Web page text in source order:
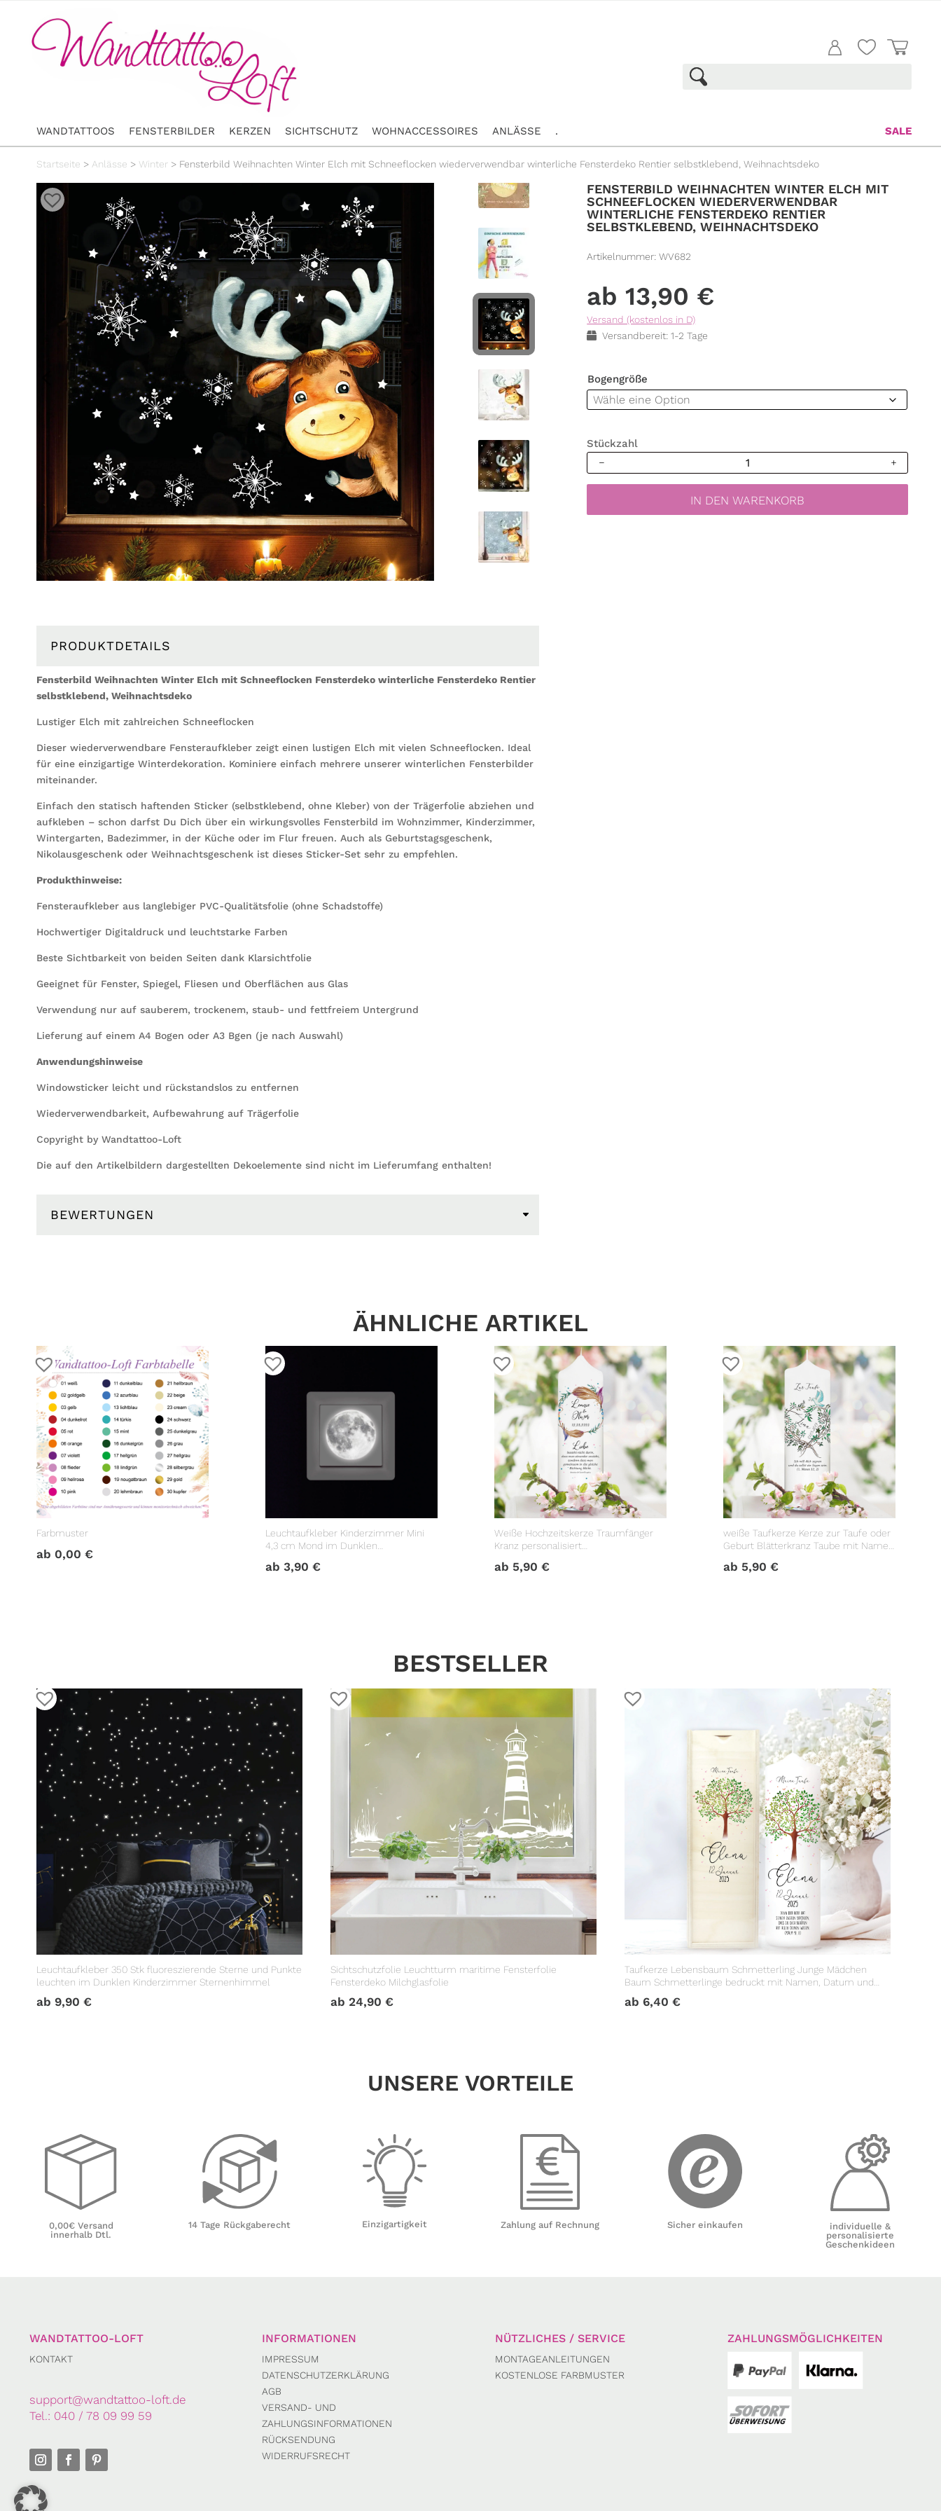
WANDTATTOOS FENSTERBILDER KERZEN SICHTSCHUTZ WOHNACCESSOIRES ANLÄSSE SALE
.
Startseite > Anlässe > Winter > Fensterbild Weihnachten Winter Elch mit Schneeflocken wiederverwendbar winterliche Fensterdeko Rentier selbstklebend, Weihnachtsdeko
FENSTERBILD WEIHNACHTEN WINTER ELCH MIT
SCHNEEFLOCKEN WIEDERVERWENDBAR
WINTERLICHE FENSTERDEKO RENTIER
SELBSTKLEBEND, WEIHNACHTSDEKO
Artikelnummer: WV682
13,90 €
Versand (kostenlos in D)
Versandbereit: 1-2 Tage
Bogengröße
Stückzahl
Fensterbild
Weihnachten
IN DEN WARENKORB
PRODUKTDETAILS
Fensterbild Weihnachten Winter Elch mit Schneeflocken Fensterdeko winterliche Fensterdeko Rentier
selbstklebend, Weihnachtsdeko
Lustiger Elch mit zahlreichen Schneeflocken
Dieser wiederverwendbare Fensteraufkleber zeigt einen lustigen Elch mit vielen Schneeflocken. Ideal
für eine einzigartige Winterdekoration. Kominiere einfach mehrere unserer winterlichen Fensterbilder
miteinander.
Einfach den statisch haftenden Sticker (selbstklebend, ohne Kleber) von der Trägerfolie abziehen und
aufkleben – schon darfst Du Dich über ein wirkungsvolles Fensterbild im Wohnzimmer, Kinderzimmer,
Wintergarten, Badezimmer, in der Küche oder im Flur freuen. Auch als Geburtstagsgeschenk,
Nikolausgeschenk oder Weihnachtsgeschenk ist dieses Sticker-Set sehr zu empfehlen.
Produkthinweise:
Fensteraufkleber aus langlebiger PVC-Qualitätsfolie (ohne Schadstoffe)
Hochwertiger Digitaldruck und leuchtstarke Farben
Beste Sichtbarkeit von beiden Seiten dank Klarsichtfolie
Geeignet für Fenster, Spiegel, Fliesen und Oberflächen aus Glas
Verwendung nur auf sauberem, trockenem, staub- und fettfreiem Untergrund
Lieferung auf einem A4 Bogen oder A3 Bgen (je nach Auswahl)
Anwendungshinweise
Windowsticker leicht und rückstandslos zu entfernen
Wiederverwendbarkeit, Aufbewahrung auf Trägerfolie
Copyright by Wandtattoo-Loft
Die auf den Artikelbildern dargestellten Dekoelemente sind nicht im Lieferumfang enthalten!
BEWERTUNGEN
ÄHNLICHE ARTIKEL
Farbmuster
ab 0,00 €
Leuchtaufkleber Kinderzimmer Mini
4,3 cm Mond im Dunklen
ab3,90€
Weiße Hochzeitskerze Traumfänger
Kranz personalisiert
ab 5,90€
weiße Taufkerze Kerze zur Taufe oder
Geburt Blätterkranz Taube mit Name
ab 5,90€
BESTSELLER
Leuchtaufkleber 350 Stk fluoreszierende Sterne und Punkte
leuchten im Dunklen Kinderzimmer Sternenhimmel
ab 9,90 €
Sichtschutzfolie Leuchtturm maritime Fensterfolie
Fensterdeko Milchglasfolie
ab 24,90 €
Taufkerze Lebensbaum Schmetterling Junge Mädchen
Baum Schmetterlinge bedruckt mit Namen, Datum und
Taufspruch
ab 6,40 €
UNSERE VORTEILE
0,00€ Versand
innerhalb Dtl.
14 Tage Rückgaberecht Einzigartigkeit Zahlung auf Rechnung Sicher einkaufen
individuelle &
personalisierte
Geschenkideen
WANDTATTOO-LOFT
KONTAKT
support@wandtattoo-loft.de
Tel.: 040 / 78 09 99 59
INFORMATIONEN
IMPRESSUM
DATENSCHUTZERKLÄRUNG
AGB
VERSAND- UND
ZAHLUNGSINFORMATIONEN
RÜCKSENDUNG
WIDERRUFSRECHT
NÜTZLICHES / SERVICE
MONTAGEANLEITUNGEN
KOSTENLOSE FARBMUSTER
ZAHLUNGSMÖGLICHKEITEN